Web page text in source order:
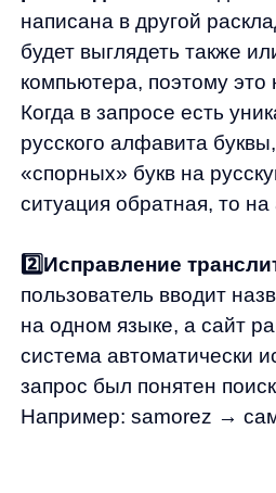
Например: samorez → саморез.
Про механику: блок
подсказок
Во время поиска мы
букв. Алгоритм реагирует на
дополнительно введенный
блок. Товары в этом блоке
по релевантности с учетом
данных. При клике на этот
происходит переход на
с учетом предвыбранного